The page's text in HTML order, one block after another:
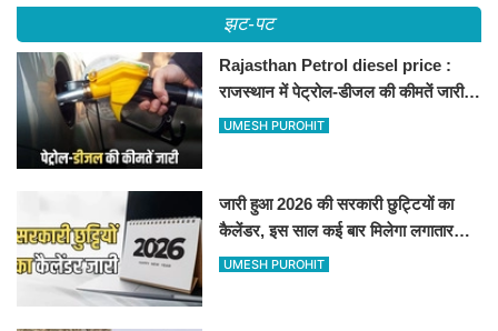
झट-पट
Rajasthan Petrol diesel price :
राजस्थान में पेट्रोल-डीजल की कीमतें जारी,
जानिए बीकानेर समेत पुरे प्रदेश में नए रेट
UMESH PUROHIT
जारी हुआ 2026 की सरकारी छुट्टियों का
कैलेंडर, इस साल कई बार मिलेगा लगातार
अवकाश, देखें
UMESH PUROHIT